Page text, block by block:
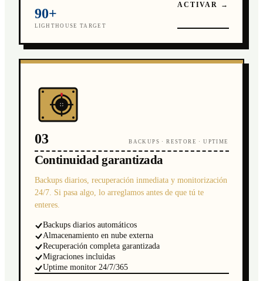
90+
LIGHTHOUSE TARGET
ACTIVAR →
03 BACKUPS · RESTORE · UPTIME
Continuidad garantizada
Backups diarios, recuperación inmediata y monitorización
24/7. Si pasa algo, lo arreglamos antes de que tú te
enteres.
Backups diarios automáticos
Almacenamiento en nube externa
Recuperación completa garantizada
Migraciones incluidas
Uptime monitor 24/7/365